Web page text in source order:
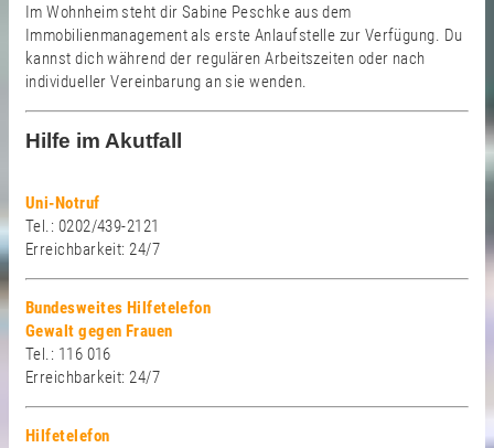
Im Wohnheim steht dir Sabine Peschke aus dem
Immobilienmanagement als erste Anlaufstelle zur Verfügung. Du
kannst dich während der regulären Arbeitszeiten oder nach
individueller Vereinbarung an sie wenden.
Hilfe im Akutfall
Uni-Notruf
Tel.: 0202/439-2121
Erreichbarkeit: 24/7
Bundesweites Hilfetelefon
Gewalt gegen Frauen
Tel.: 116 016
Erreichbarkeit: 24/7
Hilfetelefon